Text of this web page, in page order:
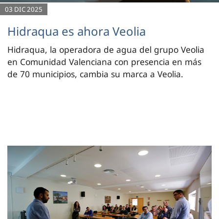
03 DIC 2025
Hidraqua es ahora Veolia
Hidraqua, la operadora de agua del grupo Veolia
en Comunidad Valenciana con presencia en más
de 70 municipios, cambia su marca a Veolia.